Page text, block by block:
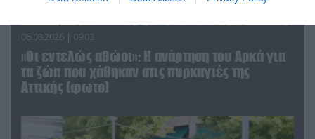
06.08.2026 | 09:03
«Οι εντελώς αθώοι»: Η ανάρτηση του Αρκά για
τα ζώα που χάθηκαν στις πυρκαγιές της
Αττικής (φωτο)